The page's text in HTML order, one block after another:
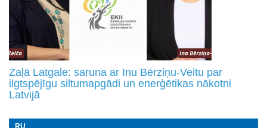
Zaļā Latgale: saruna ar Inu Bērziņu-Veitu par
ilgtspējīgu siltumapgādi un enerģētikas nākotni
Latvijā
RU